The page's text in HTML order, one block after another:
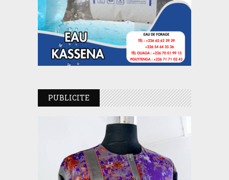
PUBLICITE